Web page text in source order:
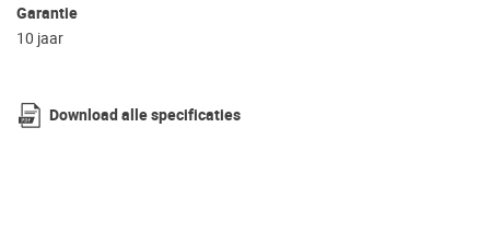
Garantie
10 jaar
Download alle specificaties